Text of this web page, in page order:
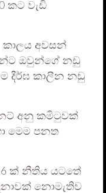
කට වැඩි
කාලය අවසන්
ඔවුන්ගේ නඩු
දීර්ඝ කාලීන නඩු
අනු කමිටුවක්
මෙම පනත
ක් නීතිය යටතේ
නොමැතිව